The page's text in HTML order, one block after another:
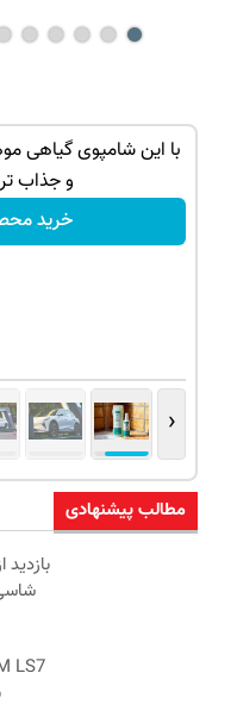
با این شامپوی گیاهی
و جذاب
خرید
‹
مطالب پیشنهادی